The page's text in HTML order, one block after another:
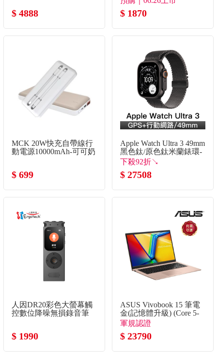
$ 4888 $ 1870
MCK 20W快充自帶線行
動電源10000mAh-可可奶
$ 699
Apple Watch Ultra 3 49mm
黑色鈦/原色鈦米蘭錶環-
L
下殺92折↘
$ 27508
人因DR20彩色大螢幕觸
控數位降噪無損錄音筆
$ 1990
ASUS Vivobook 15 筆電
金(記憶體升級) (Core 5-
120U/8G+8G/512G
SSD/W11)
軍規認證
$ 23790